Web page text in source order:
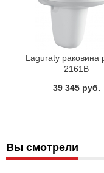
Laguraty раковина
2161В
39 345 руб.
Вы смотрели